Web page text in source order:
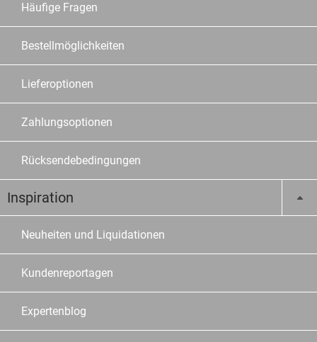
Häufige Fragen
Bestellmöglichkeiten
Lieferoptionen
Zahlungsoptionen
Rücksendebedingungen
Inspiration
Neuheiten und Liquidationen
Kundenreportagen
Expertenblog